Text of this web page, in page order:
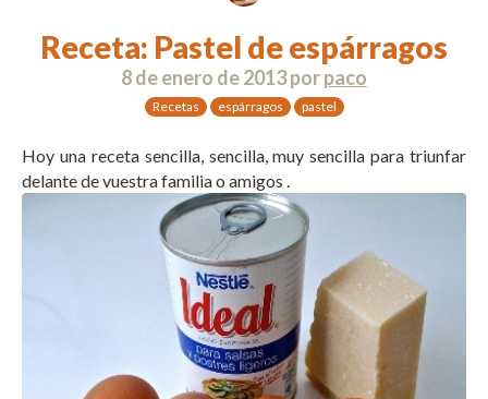
Receta: Pastel de espárragos
8 de enero de 2013porpaco
Recetas espárragos pastel
Hoy una receta sencilla, sencilla, muy sencilla para triunfar
delante de vuestra familia o amigos .